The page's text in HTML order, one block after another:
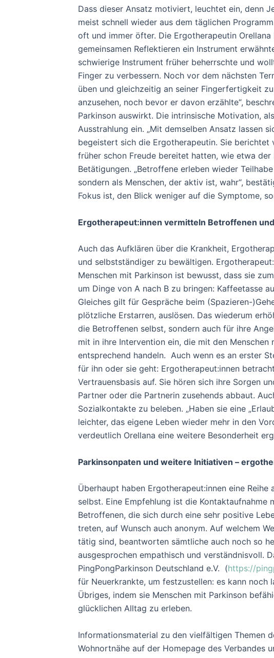
Dass dieser Ansatz motiviert, leuchtet ein, denn
meist schnell wieder aus dem täglichen
oft und immer öfter. Die Ergotherapeutin
gemeinsamen Reflektieren ein Instrument
schwierige Instrument früher beherrschte und
Finger zu verbessern. Noch vor dem nächsten
üben und gleichzeitig an seiner Fingerfertigkeit
anzusehen, noch bevor er davon erzählte“,
Parkinson auswirkt. Die intrinsische Motivation,
Ausstrahlung ein. „Mit demselben Ansatz lassen
begeistert sich die Ergotherapeutin. Sie
früher schon Freude bereitet hatten, wie etwa
Betätigungen. „Betroffene erleben wieder
sondern als Menschen, der aktiv ist, wahr“,
Fokus ist, den Blick weniger auf die Symptome,
Ergotherapeut:innen vermitteln Betroffenen
Auch das Aufklären über die Krankheit,
und selbstständiger zu bewältigen.
Menschen mit Parkinson ist bewusst, dass sie
um Dinge von A nach B zu bringen: Kaffeetasse
Gleiches gilt für Gespräche beim (Spazieren-
plötzliche Erstarren, auslösen. Das wiederum
die Betroffenen selbst, sondern auch für ihre
mit in ihre Intervention ein, die mit den Menschen
entsprechend handeln. Auch wenn es an erster
für ihn oder sie geht: Ergotherapeut:innen
Vertrauensbasis auf. Sie hören sich ihre Sorgen
Partner oder die Partnerin zusehends abbaut.
Sozialkontakte zu beleben. „Haben sie eine
leichter, das eigene Leben wieder mehr in den
verdeutlich Orellana eine weitere Besonderheit
Parkinsonpaten und weitere Initiativen –
Überhaupt haben Ergotherapeut:innen eine
selbst. Eine Empfehlung ist die Kontaktaufnahme
Betroffenen, die sich durch eine sehr positive
treten, auf Wunsch auch anonym. Auf welchem
tätig sind, beantworten sämtliche auch noch so
ausgesprochen empathisch und verständnisvoll.
PingPongParkinson Deutschland e.V. (https://
für Neuerkrankte, um festzustellen: es kann noch
Übriges, indem sie Menschen mit Parkinson
glücklichen Alltag zu erleben.
Informationsmaterial zu den vielfältigen Themen
Wohnortnähe auf der Homepage des Verbandes